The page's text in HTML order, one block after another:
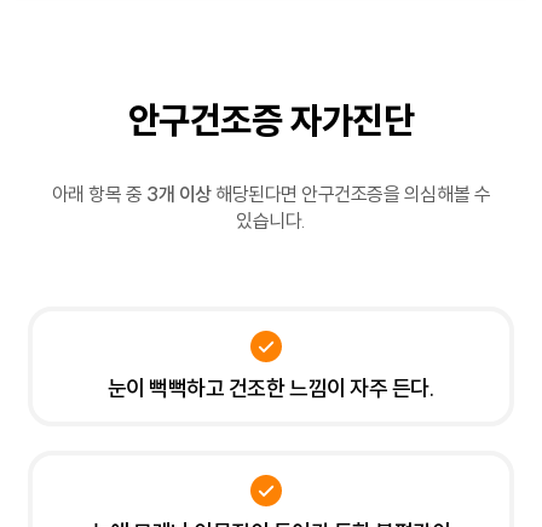
안구건조증 자가진단
아래 항목 중 3개 이상해당된다면 안구건조증을 의심해볼 수
있습니다.
눈이 뻑뻑하고 건조한 느낌이 자주 든다.